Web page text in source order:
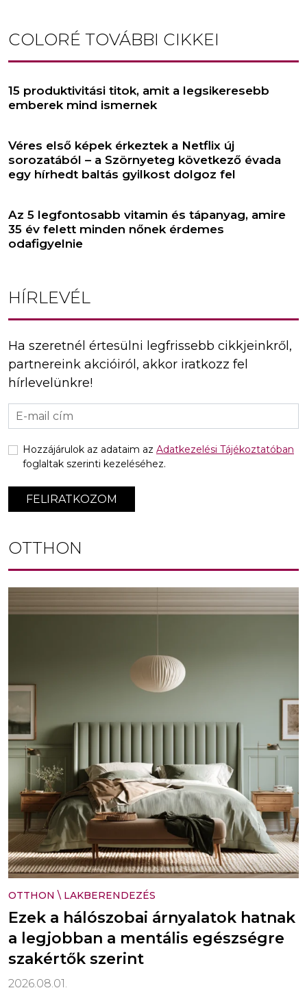
COLORÉ TOVÁBBI CIKKEI
15 produktivitási titok, amit a legsikeresebb
emberek mind ismernek
Véres első képek érkeztek a Netflix új
sorozatából – a Szörnyeteg következő évada
egy hírhedt baltás gyilkost dolgoz fel
Az 5 legfontosabb vitamin és tápanyag, amire
35 év felett minden nőnek érdemes
odafigyelnie
HÍRLEVÉL
Ha szeretnél értesülni legfrissebb cikkjeinkről,
partnereink akcióiról, akkor iratkozz fel
hírlevelünkre!
FELIRATKOZOM
Hozzájárulok az adataim az Adatkezelési Tájékoztatóban
foglaltak szerinti kezeléséhez.
OTTHON
OTTHON \ LAKBERENDEZÉS
Ezek a hálószobai árnyalatok hatnak
a legjobban a mentális egészségre
szakértők szerint
2026.08.01.